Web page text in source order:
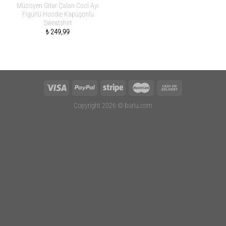
Müzisyen Gitar Çalan Cool Ayı
Figürlü Hoodie Kapüşonlu
Sweatshirt
₺249,99
Copyright 2026 © burlu.com